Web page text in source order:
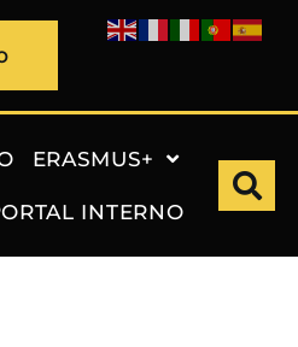
ERASMUS+
INTERNO